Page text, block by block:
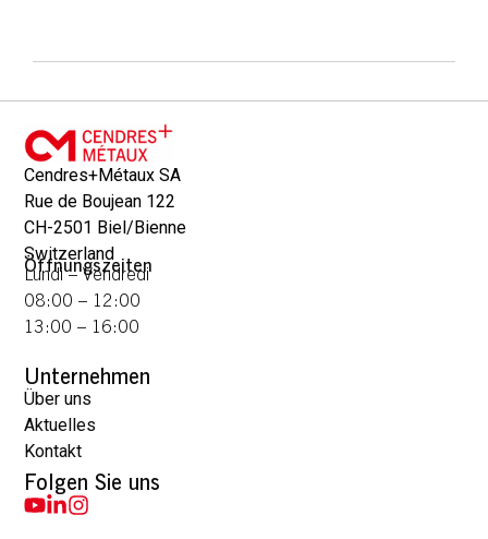
Cendres+Métaux SA
Rue de Boujean 122
CH-2501 Biel/Bienne
Switzerland
Öffnungszeiten
Lundi – Vendredi
08:00 – 12:00
13:00 – 16:00
Unternehmen
Über uns
Aktuelles
Kontakt
Folgen Sie uns